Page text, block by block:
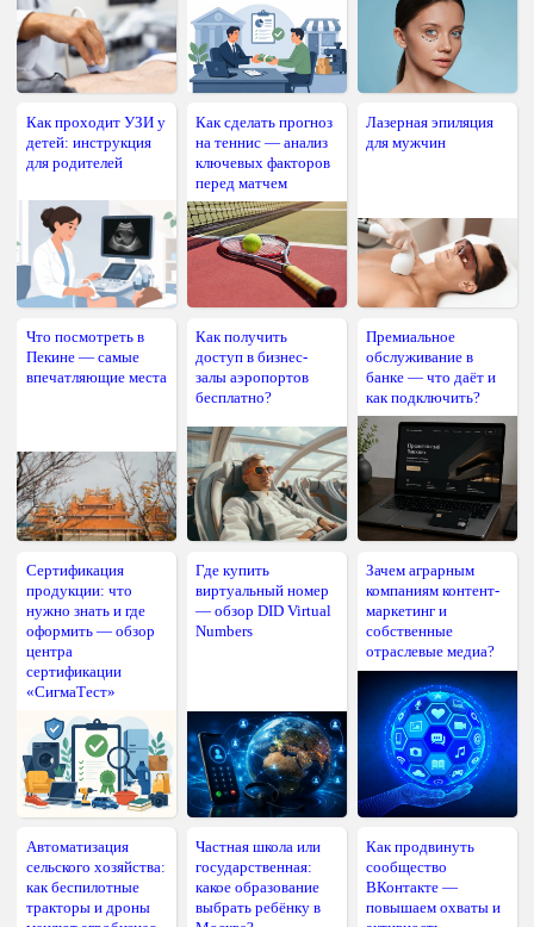
Как проходит УЗИ у
детей: инструкция
для родителей
Как сделать прогноз
на теннис — анализ
ключевых факторов
перед матчем
Лазерная эпиляция
для мужчин
Что посмотреть в
Пекине — самые
впечатляющие места
Как получить
доступ в бизнес-
залы аэропортов
бесплатно?
Премиальное
обслуживание в
банке — что даёт и
как подключить?
Сертификация
продукции: что
нужно знать и где
оформить — обзор
центра
сертификации
«СигмаТест»
Где купить
виртуальный номер
— обзор DID Virtual
Numbers
Зачем аграрным
компаниям контент-
маркетинг и
собственные
отраслевые медиа?
Автоматизация
сельского хозяйства:
как беспилотные
тракторы и дроны
Частная школа или
государственная:
какое образование
выбрать ребёнку в
Как продвинуть
сообщество
ВКонтакте —
повышаем охваты и